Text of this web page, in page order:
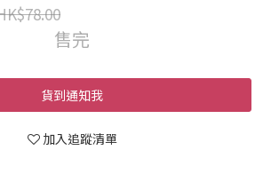
售完
貨到通知我
加入追蹤清單